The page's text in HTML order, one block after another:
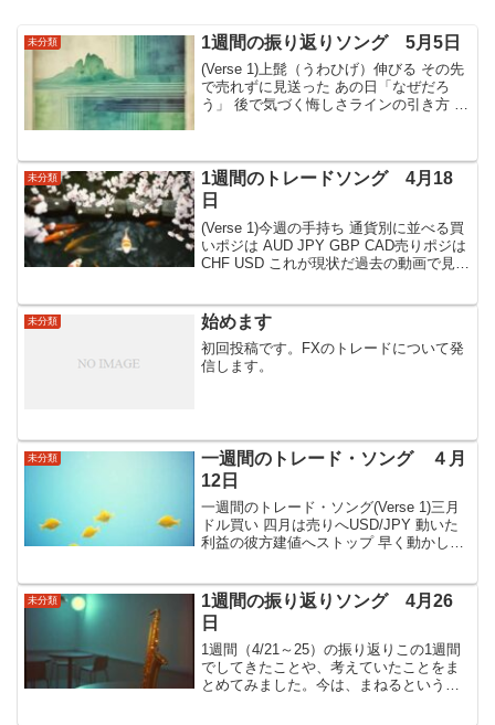
未分類 1週間の振り返りソング 5月5日
(Verse 1)上髭（うわひげ）伸びる その先
で売れずに見送った あの日「なぜだろ
う」 後で気づく悔しさラインの引き方 迷
(Chorus)まだ見えぬ 明日のチャ...
未分類
1週間のトレードソング 4月18
日
(Verse 1)今週の手持ち 通貨別に並べる買
いポジは AUD JPY GBP CAD売りポジは
CHF USD これが現状だ過去の動画で見た
る タイミ...
未分類 始めます
初回投稿です。FXのトレードについて発
信します。
未分類
一週間のトレード・ソング ４月
12日
一週間のトレード・ソング(Verse 1)三月
ドル買い 四月は売りへUSD/JPY 動いた
利益の彼方建値へストップ 早く動かした
みを胸に 覚えた教訓ポジショ...
未分類
1週間の振り返りソング 4月26
日
1週間（4/21～25）の振り返りこの1週間
でしてきたことや、考えていたことをま
とめてみました。今は、まねるというこ